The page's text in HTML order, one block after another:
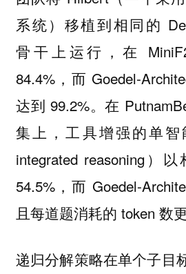
系统）移植到相同的
骨干上运行，在
84.4%，而 Goedel-
达到 99.2%。在
集上，工具增强的单智
integrated reasoning）
54.5%，而 Goedel-
且每道题消耗的 token 数更
递归分解策略在单个子目